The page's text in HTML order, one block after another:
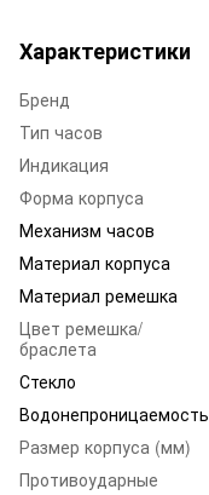
Характеристики
Бренд
Тип часов
Индикация
Форма корпуса
Механизм часов
Материал корпуса
Материал ремешка
Цвет ремешка/
браслета
Стекло
Водонепроницаемость
Размер корпуса (мм)
Противоударные